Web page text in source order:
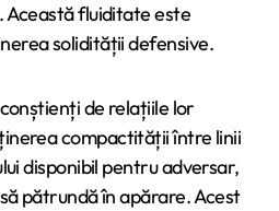
fluiditate este
solidității defensive.
de relațiile lor
compactității între linii
disponibil pentru adversar,
pătrundă în apărare. Acest